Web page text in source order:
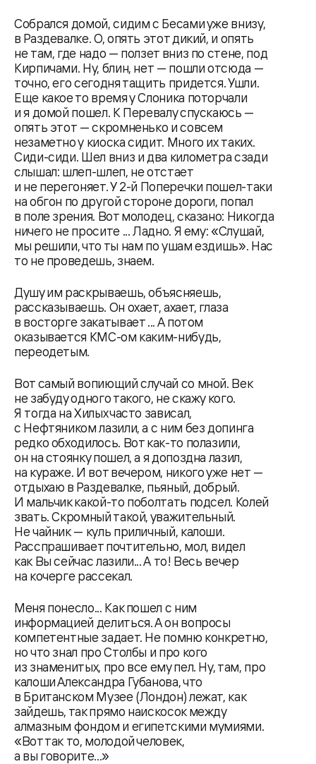
Собрался домой, сидим с Бесами уже внизу,
в Раздевалке. О, опять этот дикий, и опять
не там, где надо — ползет вниз по стене, под
Кирпичами. Ну, блин, нет — пошли отсюда —
точно, его сегодня тащить придется. Ушли.
Еще какое то время у Слоника поторчали
и я домой пошел. К Перевалу спускаюсь —
опять этот — скромненько и совсем
незаметно у киоска сидит. Много их таких.
Сиди-сиди. Шел вниз и два километра сзади
слышал: шлеп-шлеп, не отстает
и не перегоняет. У 2-й Поперечки пошел-таки
на обгон по другой стороне дороги, попал
в поле зрения. Вот молодец, сказано: Никогда
ничего не просите ... Ладно. Я ему: «Слушай,
мы решили, что ты нам по ушам ездишь». Нас
то не проведешь, знаем.
Душу им раскрываешь, объясняешь,
рассказываешь. Он охает, ахает, глаза
в восторге закатывает ... А потом
оказывается КМС-ом каким-нибудь,
переодетым.
Вот самый вопиющий случай со мной. Век
не забуду одного такого, не скажу кого.
Я тогда на Хилых часто зависал,
с Нефтяником лазили, а с ним без допинга
редко обходилось. Вот как-то полазили,
он на стоянку пошел, а я допоздна лазил,
на кураже. И вот вечером, никого уже нет —
отдыхаю в Раздевалке, пьяный, добрый.
И мальчик какой-то поболтать подсел. Колей
звать. Скромный такой, уважительный.
Не чайник — куль приличный, калоши.
Расспрашивает почтительно, мол, видел
как Вы сейчас лазили... А то! Весь вечер
на кочерге рассекал.
Меня понесло... Как пошел с ним
информацией делиться. А он вопросы
компетентные задает. Не помню конкретно,
но что знал про Столбы и про кого
из знаменитых, про все ему пел. Ну, там, про
калоши Александра Губанова, что
в Британском Музее (Лондон) лежат, как
зайдешь, так прямо наискосок между
алмазным фондом и египетскими мумиями.
«Вот так то, молодой человек,
а вы говорите...»